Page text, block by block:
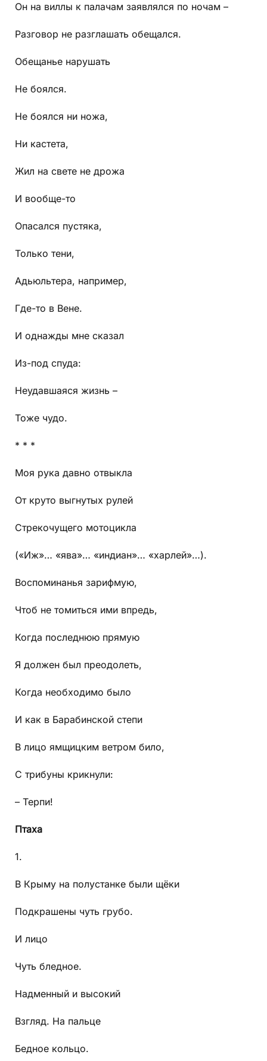
Он на виллы к палачам заявлялся по ночам –
Разговор не разглашать обещался.
Обещанье нарушать
Не боялся.
Не боялся ни ножа,
Ни кастета,
Жил на свете не дрожа
И вообще-то
Опасался пустяка,
Только тени,
Адьюльтера, например,
Где-то в Вене.
И однажды мне сказал
Из-под спуда:
Неудавшаяся жизнь –
Тоже чудо.
* * *
Моя рука давно отвыкла
От круто выгнутых рулей
Стрекочущего мотоцикла
(«Иж»… «ява»… «индиан»… «харлей»…).
Воспоминанья зарифмую,
Чтоб не томиться ими впредь,
Когда последнюю прямую
Я должен был преодолеть,
Когда необходимо было
И как в Барабинской степи
В лицо ямщицким ветром било,
С трибуны крикнули:
– Терпи!
Птаха
1.
В Крыму на полустанке были щёки
Подкрашены чуть грубо.
И лицо
Чуть бледное.
Надменный и высокий
Взгляд. На пальце
Бедное кольцо.